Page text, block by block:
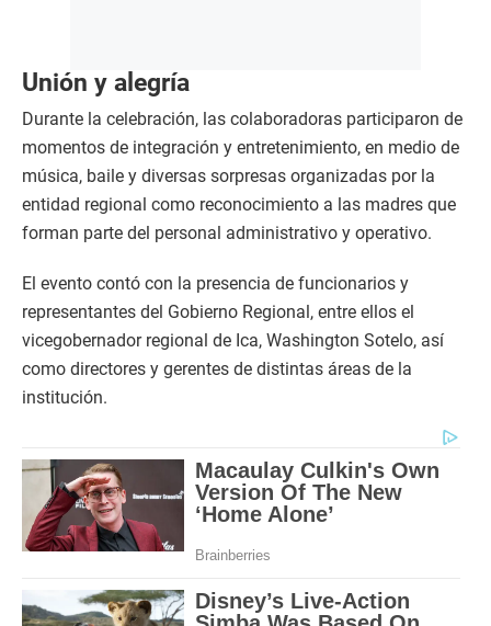
Unión y alegría
Durante la celebración, las colaboradoras participaron de
momentos de integración y entretenimiento, en medio de
música, baile y diversas sorpresas organizadas por la
entidad regional como reconocimiento a las madres que
forman parte del personal administrativo y operativo.
El evento contó con la presencia de funcionarios y
representantes del Gobierno Regional, entre ellos el
vicegobernador regional de Ica, Washington Sotelo, así
como directores y gerentes de distintas áreas de la
institución.